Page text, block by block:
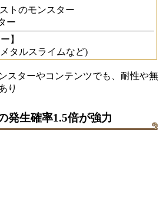
トのモンスター
ー
】
タルスライムなど)
スターやコンテンツでも、耐性や無
り
発生確率1.5倍が強力